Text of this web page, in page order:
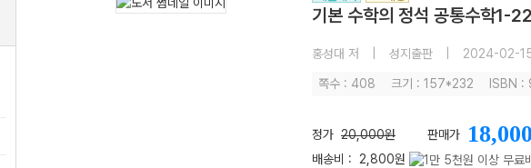
기본 수학의 정석 공통수학1-
홍성대 저 성지출판 2024-02-
쪽수 : 408 크기 : 157*232 ISBN
정가 20,000원 판매가 18,000
배송비 : 2,800원